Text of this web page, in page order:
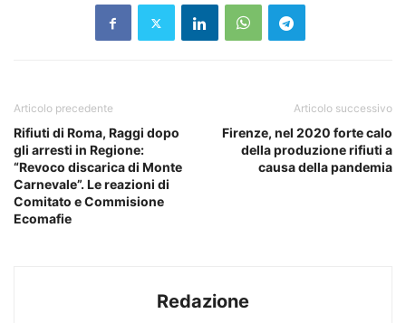
Articolo precedente
Rifiuti di Roma, Raggi dopo
gli arresti in Regione:
“Revoco discarica di Monte
Carnevale”. Le reazioni di
Comitato e Commisione
Ecomafie
Articolo successivo
Firenze, nel 2020 forte calo
della produzione rifiuti a
causa della pandemia
Redazione